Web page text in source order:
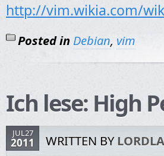
http://vim.wikia.com/
Posted in Debian, vim
Ich lese: High
JUL27
2011 WRITTEN BY